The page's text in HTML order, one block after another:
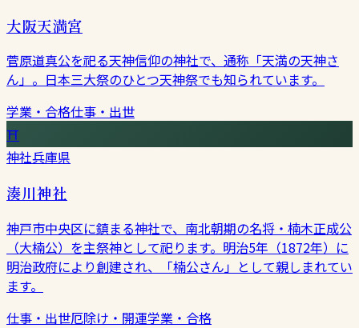
大阪天満宮
菅原道真公を祀る天神信仰の神社で、通称「天満の天神さ
ん」。日本三大祭のひとつ天神祭でも知られています。
学業・合格仕事・出世
⛩
神社兵庫県
湊川神社
神戸市中央区に鎮まる神社で、南北朝期の名将・楠木正成公
（大楠公）を主祭神として祀ります。明治5年（1872年）に
明治政府により創建され、「楠公さん」として親しまれてい
ます。
仕事・出世厄除け・開運学業・合格